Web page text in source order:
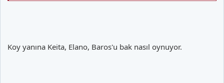
Koy yanına Keita, Elano, Baros'u bak nasıl oynuyor.